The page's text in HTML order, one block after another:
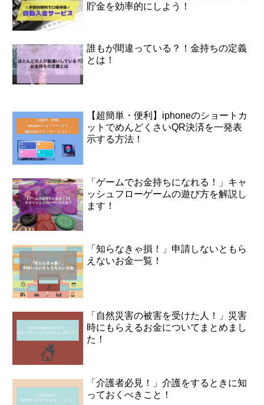
貯金を効率的にしよう！
誰もが間違っている？！金持ちの定義
とは！
【超簡単・便利】iphoneのショートカ
ットでめんどくさいQR決済を一発表
示する方法！
「ゲームでお金持ちになれる！」キャ
ッシュフローゲームの遊び方を解説し
ます！
「知らなきゃ損！」申請しないともら
えないお金一覧！
「自然災害の被害を受けた人！」災害
時にもらえるお金についてまとめまし
た！
「介護者必見！」介護をするときに知
っておくべきこと！